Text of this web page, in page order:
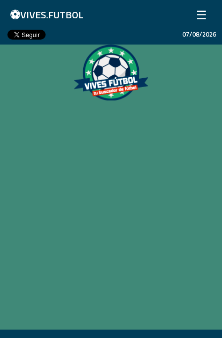
⚽VIVES.FUTBOL ☰
Inicio
07/08/2026